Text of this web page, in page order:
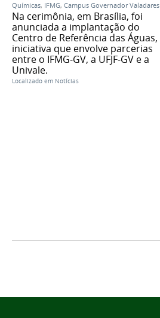
Químicas, IFMG, Campus Governador Valadares
Na cerimônia, em Brasília, foi
anunciada a implantação do
Centro de Referência das Águas,
iniciativa que envolve parcerias
entre o IFMG-GV, a UFJF-GV e a
Univale.
Localizado em Notícias